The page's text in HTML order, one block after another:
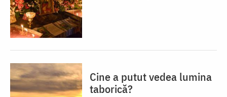
Cine a putut vedea lumina
taborică?